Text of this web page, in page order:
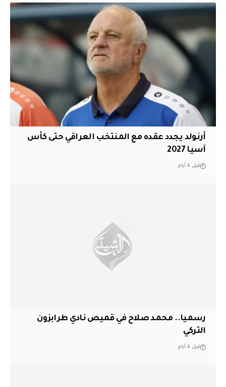
أرنولد يجدد عقده مع المنتخب العراقي حتى كأس
آسيا 2027
قبل 4 أيام
رسميا.. محمد صلاح في قميص نادي طرابزون
التركي
قبل 4 أيام